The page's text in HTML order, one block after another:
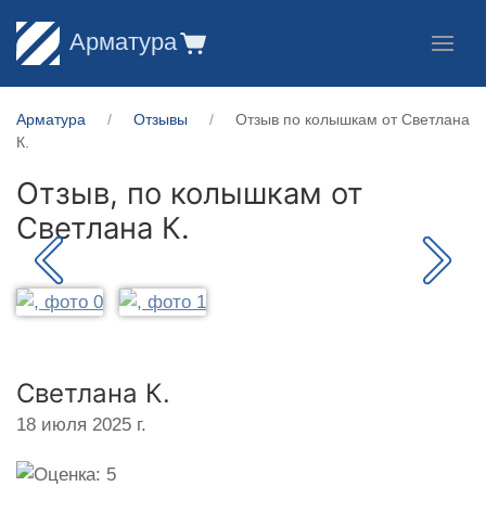
Арматура
Арматура Отзывы
Отзыв по колышкам от Светлана
К.
Отзыв, по колышкам от
Светлана К.
Светлана К.
18 июля 2025 г.